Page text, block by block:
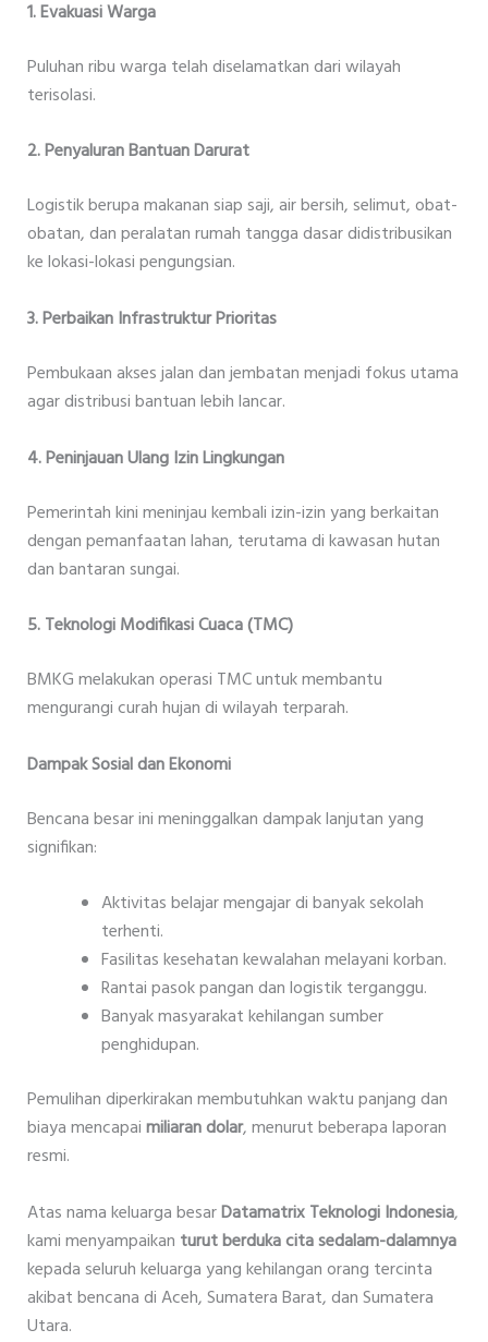
1. Evakuasi Warga
Puluhan ribu warga telah diselamatkan dari wilayah
terisolasi.
2. Penyaluran Bantuan Darurat
Logistik berupa makanan siap saji, air bersih, selimut, obat-
obatan, dan peralatan rumah tangga dasar didistribusikan
ke lokasi-lokasi pengungsian.
3. Perbaikan Infrastruktur Prioritas
Pembukaan akses jalan dan jembatan menjadi fokus utama
agar distribusi bantuan lebih lancar.
4. Peninjauan Ulang Izin Lingkungan
Pemerintah kini meninjau kembali izin-izin yang berkaitan
dengan pemanfaatan lahan, terutama di kawasan hutan
dan bantaran sungai.
5. Teknologi Modifikasi Cuaca (TMC)
BMKG melakukan operasi TMC untuk membantu
mengurangi curah hujan di wilayah terparah.
Dampak Sosial dan Ekonomi
Bencana besar ini meninggalkan dampak lanjutan yang
signifikan:
Aktivitas belajar mengajar di banyak sekolah
terhenti.
Fasilitas kesehatan kewalahan melayani korban.
Rantai pasok pangan dan logistik terganggu.
Banyak masyarakat kehilangan sumber
penghidupan.
Pemulihan diperkirakan membutuhkan waktu panjang dan
biaya mencapaimiliaran dolar, menurut beberapa laporan
resmi.
Atas nama keluarga besarDatamatrix Teknologi Indonesia,
kami menyampaikan turut berduka cita sedalam-dalamnya
kepada seluruh keluarga yang kehilangan orang tercinta
akibat bencana di Aceh, Sumatera Barat, dan Sumatera
Utara.